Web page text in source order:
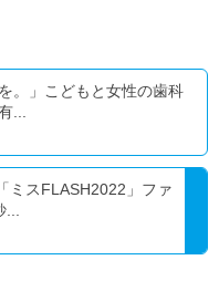
。」こどもと女性の歯科
...
ミスFLASH2022」ファ